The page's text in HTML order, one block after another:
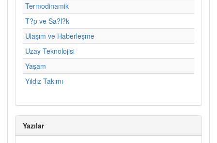
Termodinamik
T?p ve Sa?l?k
Ulaşım ve Haberleşme
Uzay Teknolojisi
Yaşam
Yıldız Takımı
Yazılar